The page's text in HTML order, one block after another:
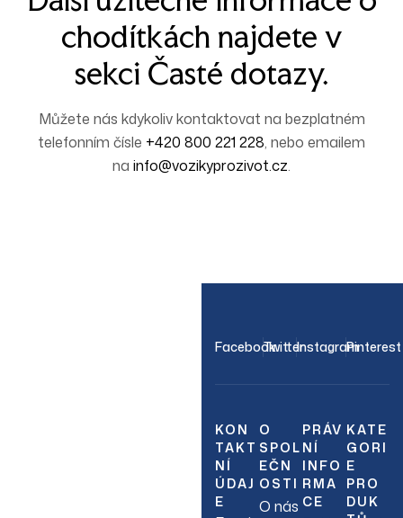
chodítkách najdete v
sekci Časté dotazy.
Můžete nás kdykoliv kontaktovat na bezplatném
telefonním čísle +420 800 221 228, nebo emailem
na info@vozikyprozivot.cz.
FacebookTwitterInstagramPinterest
KON
TAKT
NÍ
ÚDAJ
E
O
SPOL
EČN
OSTI
O nás
PRÁV
NÍ
INFO
RMA
CE
KATE
GORI
E
PRO
DUK